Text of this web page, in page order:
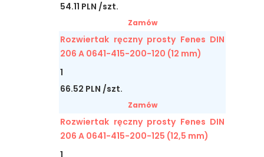
54.11 PLN /szt.
Zamów
Rozwiertak ręczny prosty Fenes DIN
206 A 0641-415-200-120 (12 mm)
1
66.52 PLN /szt.
Zamów
Rozwiertak ręczny prosty Fenes DIN
206 A 0641-415-200-125 (12,5 mm)
1